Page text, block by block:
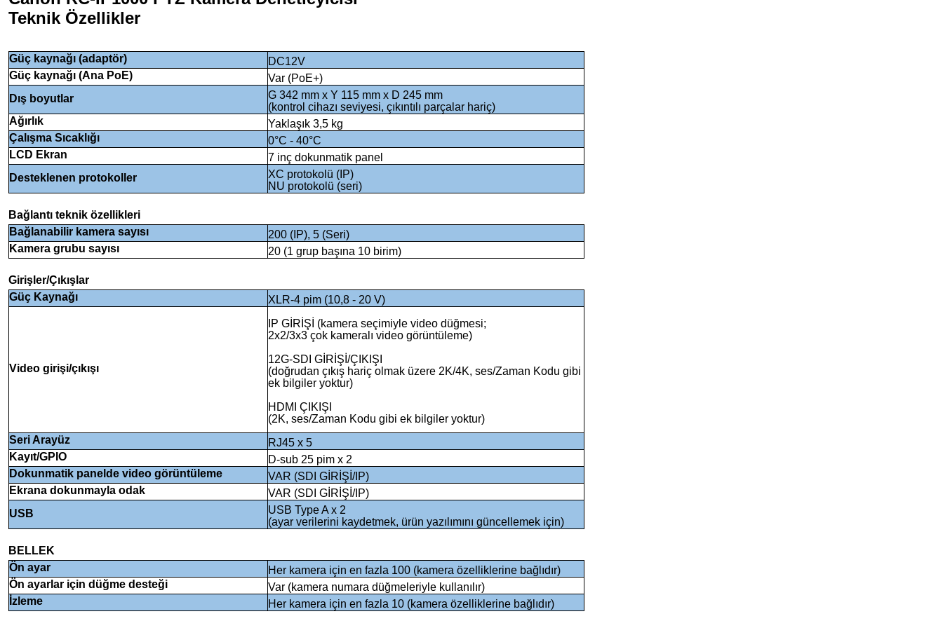
Teknik Özellikler
Güç kaynağı (adaptör)
DC12V
Güç kaynağı (Ana PoE)
Var (PoE+)
Dış boyutlar
G 342 mm x Y 115 mm x D 245 mm
(kontrol cihazı seviyesi, çıkıntılı parçalar hariç)
Ağırlık
Yaklaşık 3,5 kg
Çalışma Sıcaklığı
0°C - 40°C
LCD Ekran
7 inç dokunmatik panel
Desteklenen protokoller
XC protokolü (IP)
NU protokolü (seri)
Bağlantı teknik özellikleri
Bağlanabilir kamera sayısı
200 (IP), 5 (Seri)
Kamera grubu sayısı
20 (1 grup başına 10 birim)
Girişler/Çıkışlar
Güç Kaynağı
XLR-4 pim (10,8 - 20 V)
Video girişi/çıkışı
IP GİRİŞİ (kamera seçimiyle video düğmesi;
2x2/3x3 çok kameralı video görüntüleme)
12G-SDI GİRİŞİ/ÇIKIŞI
(doğrudan çıkış hariç olmak üzere 2K/4K, ses/Zaman Kodu gibi
ek bilgiler yoktur)
HDMI ÇIKIŞI
(2K, ses/Zaman Kodu gibi ek bilgiler yoktur)
Seri Arayüz
RJ45 x 5
Kayıt/GPIO
D-sub 25 pim x 2
Dokunmatik panelde video görüntüleme
VAR (SDI GİRİŞİ/IP)
Ekrana dokunmayla odak
VAR (SDI GİRİŞİ/IP)
USB
USB Type A x 2
(ayar verilerini kaydetmek, ürün yazılımını güncellemek için)
BELLEK
Ön ayar
Her kamera için en fazla 100 (kamera özelliklerine bağlıdır)
Ön ayarlar için düğme desteği
Var (kamera numara düğmeleriyle kullanılır)
İzleme
Her kamera için en fazla 10 (kamera özelliklerine bağlıdır)